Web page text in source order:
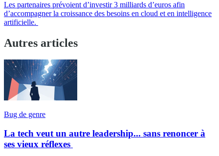
Les partenaires prévoient d’investir 3 milliards d’euros afin
d’accompagner la croissance des besoins en cloud et en intelligence
artificielle.
Autres articles
Bug de genre
La tech veut un autre leadership... sans renoncer à
ses vieux réflexes